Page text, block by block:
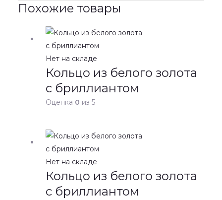
Похожие товары
Нет на складе
Кольцо из белого золота
с бриллиантом
Оценка 0 из 5
Нет на складе
Кольцо из белого золота
с бриллиантом